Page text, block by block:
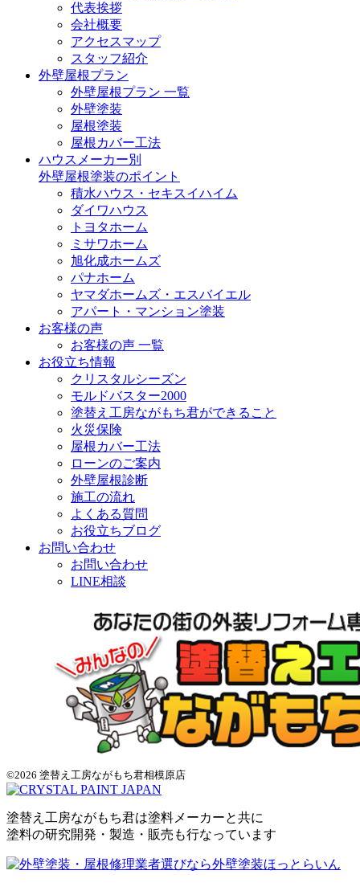
代表挨拶
会社概要
アクセスマップ
スタッフ紹介
外壁屋根プラン
外壁屋根プラン 一覧
外壁塗装
屋根塗装
屋根カバー工法
ハウスメーカー別
外壁屋根塗装のポイント
積水ハウス・セキスイハイム
ダイワハウス
トヨタホーム
ミサワホーム
旭化成ホームズ
パナホーム
ヤマダホームズ・エスバイエル
アパート・マンション塗装
お客様の声
お客様の声 一覧
お役立ち情報
クリスタルシーズン
モルドバスター2000
塗替え工房ながもち君ができること
火災保険
屋根カバー工法
ローンのご案内
外壁屋根診断
施工の流れ
よくある質問
お役立ちブログ
お問い合わせ
お問い合わせ
LINE相談
©2026 塗替え工房ながもち君相模原店
塗替え工房ながもち君は塗料メーカーと共に
塗料の研究開発・製造・販売も行なっています